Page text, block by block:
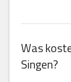
Was
Singen?